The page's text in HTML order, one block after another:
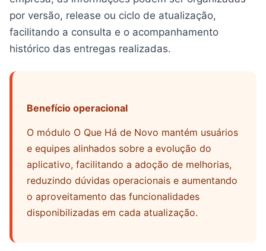
por versão, release ou ciclo de atualização,
facilitando a consulta e o acompanhamento
histórico das entregas realizadas.
Benefício operacional
O módulo O Que Há de Novo mantém usuários
e equipes alinhados sobre a evolução do
aplicativo, facilitando a adoção de melhorias,
reduzindo dúvidas operacionais e aumentando
o aproveitamento das funcionalidades
disponibilizadas em cada atualização.